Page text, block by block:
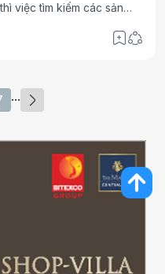
việc tìm kiếm các sản
Hóa, Hải Phòng trở thành
...